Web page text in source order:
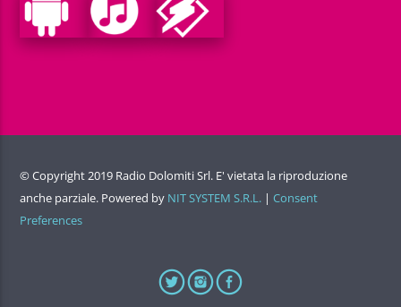
© Copyright 2019 Radio Dolomiti Srl. E' vietata la riproduzione
anche parziale. Powered by NIT SYSTEM S.R.L. | Consent
Preferences